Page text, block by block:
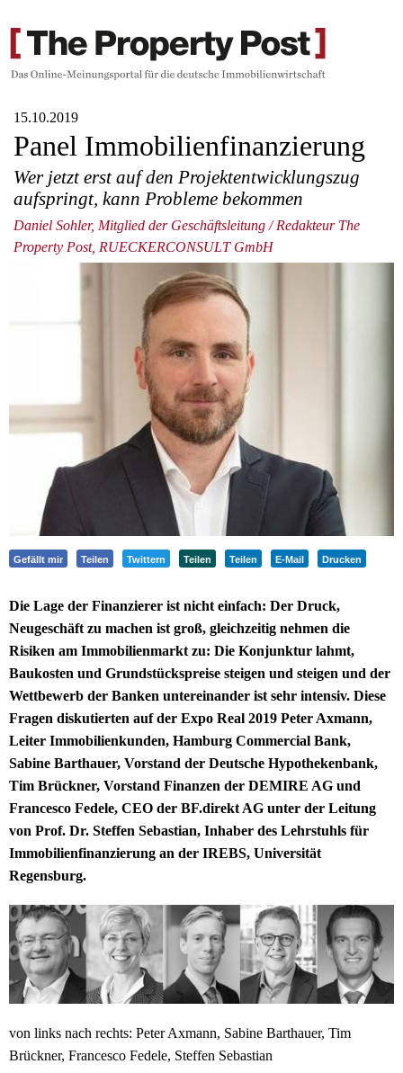
15.10.2019
Panel Immobilienfinanzierung
Wer jetzt erst auf den Projektentwicklungszug
aufspringt, kann Probleme bekommen
Daniel Sohler, Mitglied der Geschäftsleitung / Redakteur The
Property Post, RUECKERCONSULT GmbH
Gefällt mir Teilen Twittern Teilen Teilen E-Mail Drucken
Die Lage der Finanzierer ist nicht einfach: Der Druck,
Neugeschäft zu machen ist groß, gleichzeitig nehmen die
Risiken am Immobilienmarkt zu: Die Konjunktur lahmt,
Baukosten und Grundstückspreise steigen und steigen und der
Wettbewerb der Banken untereinander ist sehr intensiv. Diese
Fragen diskutierten auf der Expo Real 2019 Peter Axmann,
Leiter Immobilienkunden, Hamburg Commercial Bank,
Sabine Barthauer, Vorstand der Deutsche Hypothekenbank,
Tim Brückner, Vorstand Finanzen der DEMIRE AG und
Francesco Fedele, CEO der BF.direkt AG unter der Leitung
von Prof. Dr. Steffen Sebastian, Inhaber des Lehrstuhls für
Immobilienfinanzierung an der IREBS, Universität
Regensburg.
von links nach rechts: Peter Axmann, Sabine Barthauer, Tim
Brückner, Francesco Fedele, Steffen Sebastian